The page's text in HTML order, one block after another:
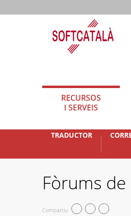
RECURSOS
I SERVEIS
TRADUCTOR
Fòrums
Compartiu